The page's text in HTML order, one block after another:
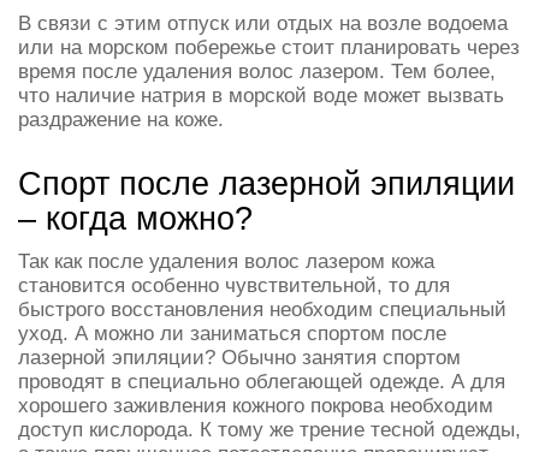
В связи с этим отпуск или отдых на возле водоема
или на морском побережье стоит планировать через
время после удаления волос лазером. Тем более,
что наличие натрия в морской воде может вызвать
раздражение на коже.
Спорт после лазерной эпиляции
– когда можно?
Так как после удаления волос лазером кожа
становится особенно чувствительной, то для
быстрого восстановления необходим специальный
уход. А можно ли заниматься спортом после
лазерной эпиляции? Обычно занятия спортом
проводят в специально облегающей одежде. А для
хорошего заживления кожного покрова необходим
доступ кислорода. К тому же трение тесной одежды,